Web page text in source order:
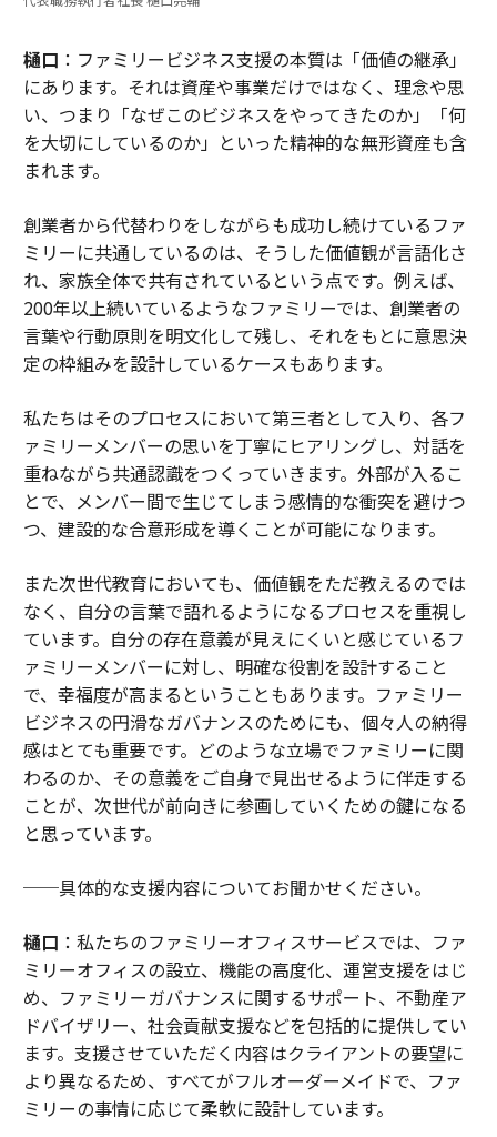
樋口 ：ファミリービジネス支援の本質は「価値の継承」
にあります。それは資産や事業だけではなく、理念や思
い、つまり「なぜこのビジネスをやってきたのか」「何
を大切にしているのか」といった精神的な無形資産も含
まれます。
創業者から代替わりをしながらも成功し続けているファ
ミリーに共通しているのは、そうした価値観が言語化さ
れ、家族全体で共有されているという点です。例えば、
200年以上続いているようなファミリーでは、創業者の
言葉や行動原則を明文化して残し、それをもとに意思決
定の枠組みを設計しているケースもあります。
私たちはそのプロセスにおいて第三者として入り、各フ
ァミリーメンバーの思いを丁寧にヒアリングし、対話を
重ねながら共通認識をつくっていきます。外部が入るこ
とで、メンバー間で生じてしまう感情的な衝突を避けつ
つ、建設的な合意形成を導くことが可能になります。
また次世代教育においても、価値観をただ教えるのでは
なく、自分の言葉で語れるようになるプロセスを重視し
ています。自分の存在意義が見えにくいと感じているフ
ァミリーメンバーに対し、明確な役割を設計すること
で、幸福度が高まるということもあります。ファミリー
ビジネスの円滑なガバナンスのためにも、個々人の納得
感はとても重要です。どのような立場でファミリーに関
わるのか、その意義をご自身で見出せるように伴走する
ことが、次世代が前向きに参画していくための鍵になる
と思っています。
──具体的な支援内容についてお聞かせください。
樋口 ：私たちのファミリーオフィスサービスでは、ファ
ミリーオフィスの設立、機能の高度化、運営支援をはじ
め、ファミリーガバナンスに関するサポート、不動産ア
ドバイザリー、社会貢献支援などを包括的に提供してい
ます。支援させていただく内容はクライアントの要望に
より異なるため、すべてがフルオーダーメイドで、ファ
ミリーの事情に応じて柔軟に設計しています。